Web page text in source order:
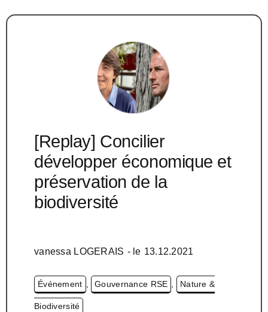
[Replay] Concilier
développer économique et
préservation de la
biodiversité
vanessa LOGERAIS - le 13.12.2021
Événement , Gouvernance RSE , Nature &
Biodiversité